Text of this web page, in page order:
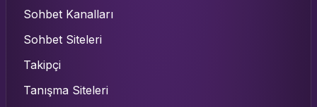
Sohbet Kanalları
Sohbet Siteleri
Takipçi
Tanışma Siteleri